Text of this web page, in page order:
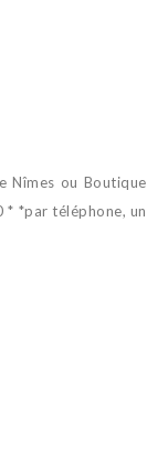
Nîmes ou Boutique
*par téléphone, un